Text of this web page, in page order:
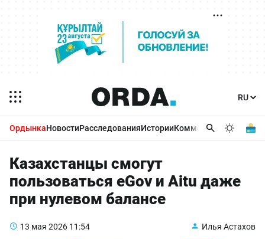
ОрдынкаНовостиРасследованияИсторииКомментарииБизнес
Казахстанцы смогут
пользоваться eGov и Aitu даже
при нулевом балансе
13 мая 2026 11:54 Илья Астахов